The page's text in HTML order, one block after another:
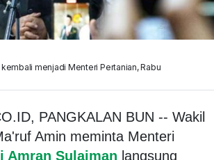
menjadi Menteri Pertanian, Rabu
PANGKALAN BUN -- Wakil
Amin meminta Menteri
Amran Sulaiman langsung